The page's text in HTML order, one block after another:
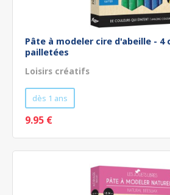
Pâte à modeler cire d'abeille - 4
pailletées
Loisirs créatifs
dès 1 ans
9.95 €